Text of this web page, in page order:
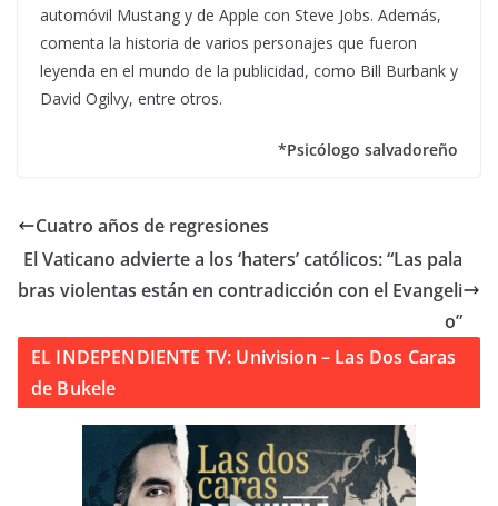
automóvil Mustang y de Apple con Steve Jobs. Además,
comenta la historia de varios personajes que fueron
leyenda en el mundo de la publicidad, como Bill Burbank y
David Ogilvy, entre otros.
*Psicólogo salvadoreño
Cuatro años de regresiones
El Vaticano advierte a los ‘haters’ católicos: “Las pala
bras violentas están en contradicción con el Evangeli
o”
EL INDEPENDIENTE TV: Univision – Las Dos Caras
de Bukele